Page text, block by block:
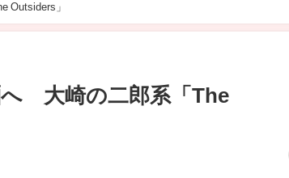
Outsiders」
大崎の二郎系「The